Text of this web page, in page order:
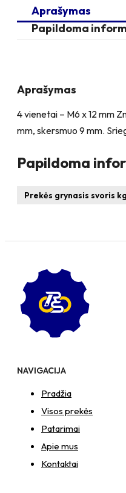
12
Zn
+
4
vienetai
–
NTM6
10
mm
T-
Aprašymas
Papildoma
Aprašymas
4 vienetai – M6 x 12 mm
mm, skersmuo 9 mm.
Papildoma
Prekės grynasis svoris kg
NAVIGACIJA
Pradžia
Visos prekės
Patarimai
Apie mus
Kontaktai